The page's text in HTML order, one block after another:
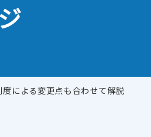
による変更点も合わせて解説